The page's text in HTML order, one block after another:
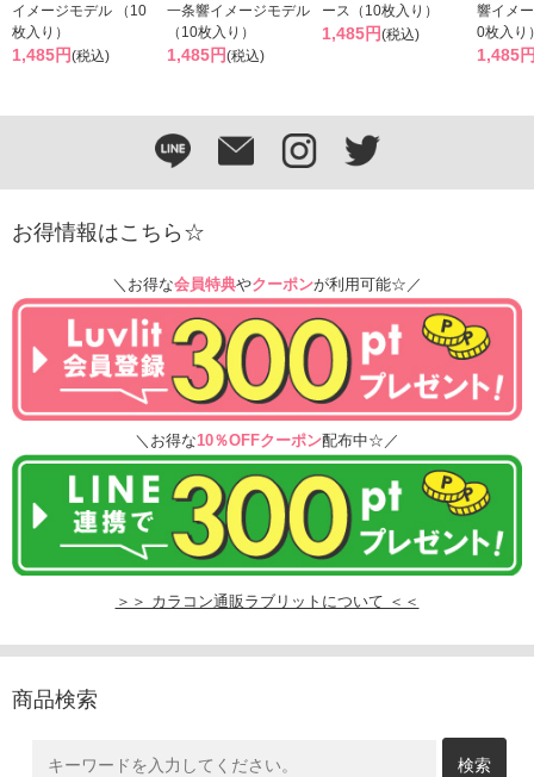
イメージモデル （10
枚入り）
1,485円(税込)
一条響イメージモデル
（10枚入り）
1,485円(税込)
ース（10枚入り）
1,485円(税込)
響イメ
0枚入り
1,485
お得情報はこちら☆
＼お得な会員特典やクーポンが利用可能☆／
＼お得な10％OFFクーポン配布中☆／
＞＞ カラコン通販ラブリットについて ＜＜
商品検索